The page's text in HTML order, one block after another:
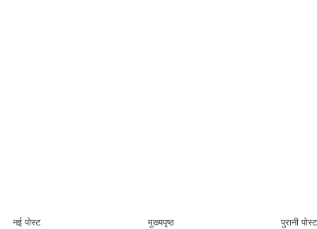
नई पोस्ट पुरानी पोस्ट
मुख्यपृष्ठ